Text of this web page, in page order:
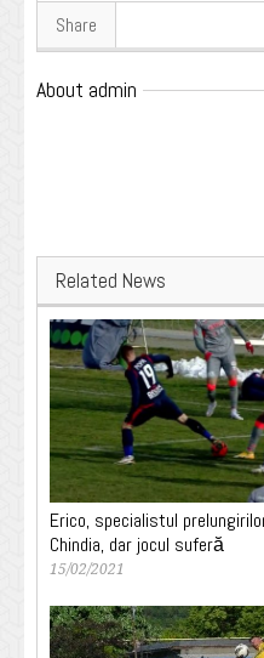
Share
About admin
Related News
Erico, specialistul
Chindia, dar jocul suferă
15/02/2021